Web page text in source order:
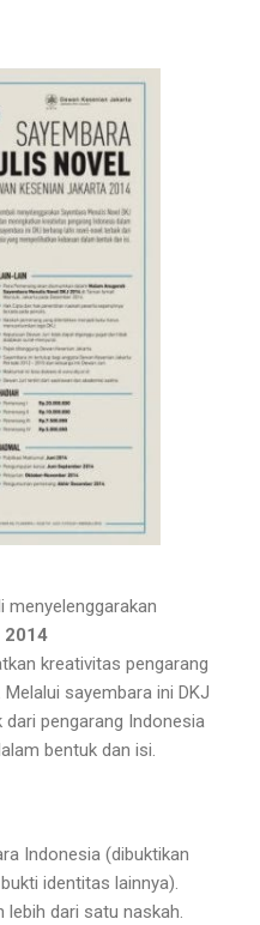
menyelenggarakan
2014
kreativitas pengarang
sayembara ini DKJ
pengarang Indonesia
bentuk dan isi.
Indonesia (dibuktikan
identitas lainnya).
lebih dari satu naskah.